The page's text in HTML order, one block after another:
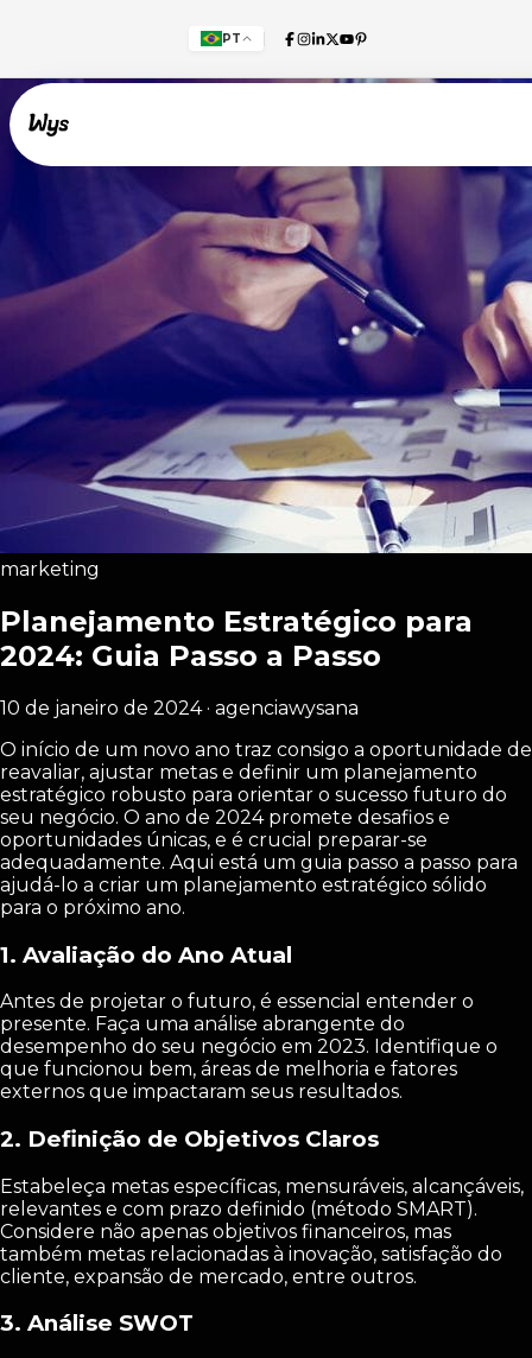
PT
marketing
Planejamento Estratégico para
2024: Guia Passo a Passo
10 de janeiro de 2024 · agenciawysana
O início de um novo ano traz consigo a oportunidade de
reavaliar, ajustar metas e definir um planejamento
estratégico robusto para orientar o sucesso futuro do
seu negócio. O ano de 2024 promete desafios e
oportunidades únicas, e é crucial preparar-se
adequadamente. Aqui está um guia passo a passo para
ajudá-lo a criar um planejamento estratégico sólido
para o próximo ano.
1. Avaliação do Ano Atual
Antes de projetar o futuro, é essencial entender o
presente. Faça uma análise abrangente do
desempenho do seu negócio em 2023. Identifique o
que funcionou bem, áreas de melhoria e fatores
externos que impactaram seus resultados.
2. Definição de Objetivos Claros
Estabeleça metas específicas, mensuráveis, alcançáveis,
relevantes e com prazo definido (método SMART).
Considere não apenas objetivos financeiros, mas
também metas relacionadas à inovação, satisfação do
cliente, expansão de mercado, entre outros.
3. Análise SWOT